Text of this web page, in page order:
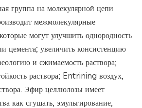
группа на молекулярной цепи
межмолекулярные
могут улучшить однородность
цемента; увеличить консистенцию
и сжимаемость раствора;
раствора; Entrining воздух,
Эфир целлюлозы имеет
как сгущать, эмульгирование,